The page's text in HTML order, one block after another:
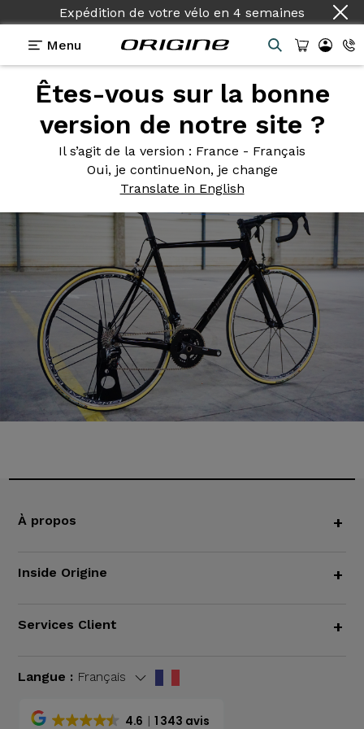
Expédition de votre vélo en 4 semaines
Menu
Êtes-vous sur la bonne
version de notre site ?
Il s’agit de la version : France - Français
Oui, je continueNon, je change
Translate in English
Photos> Axxome RS Noir Piano
Axxome RS Noir Piano
À propos +
Inside Origine +
Services Client +
Langue : Français
4.6 1 343 avis